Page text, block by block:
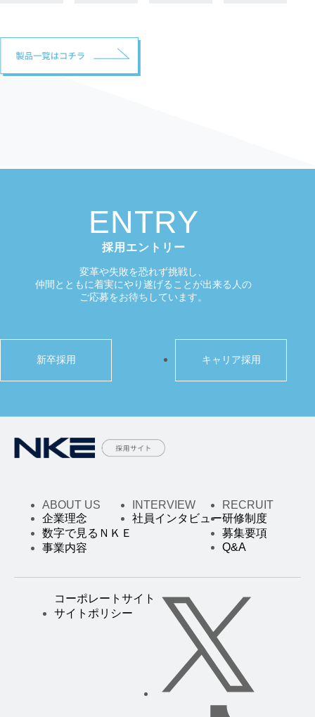
ENTRY
採用エントリー
変革や失敗を恐れず挑戦し、
仲間とともに着実にやり遂げることが出来る人の
ご応募をお待ちしています。
新卒採用 キャリア採用
ABOUT US
企業理念
数字で見るＮＫＥ
事業内容
INTERVIEW
社員インタビュー
RECRUIT
研修制度
募集要項
Q&A
コーポレートサイト
サイトポリシー